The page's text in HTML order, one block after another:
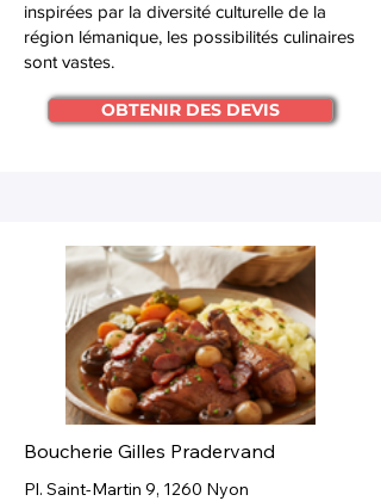
inspirées par la diversité culturelle de la
région lémanique, les possibilités culinaires
sont vastes.
OBTENIR DES DEVIS
Boucherie Gilles Pradervand
Pl. Saint-Martin 9, 1260 Nyon